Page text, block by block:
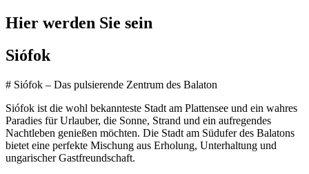
Hier werden Sie sein
Siófok
# Siófok – Das pulsierende Zentrum des Balaton
Siófok ist die wohl bekannteste Stadt am Plattensee und ein wahres
Paradies für Urlauber, die Sonne, Strand und ein aufregendes
Nachtleben genießen möchten. Die Stadt am Südufer des Balatons
bietet eine perfekte Mischung aus Erholung, Unterhaltung und
ungarischer Gastfreundschaft.